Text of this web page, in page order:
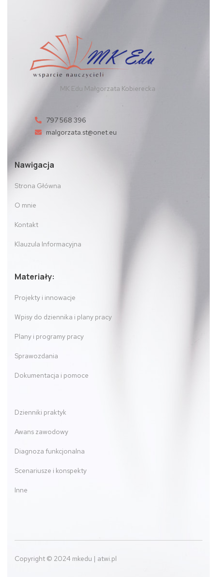
MK Edu Małgorzata Kobierecka
797 568 396
malgorzata.st@onet.eu
Nawigacja
Strona Główna
O mnie
Kontakt
Klauzula Informacyjna
Materiały:
Projekty i innowacje
Wpisy do dziennika i plany pracy
Plany i programy pracy
Sprawozdania
Dokumentacja i pomoce
Dzienniki praktyk
Awans zawodowy
Diagnoza funkcjonalna
Scenariusze i konspekty
Inne
Copyright © 2024 mkedu | atwi.pl